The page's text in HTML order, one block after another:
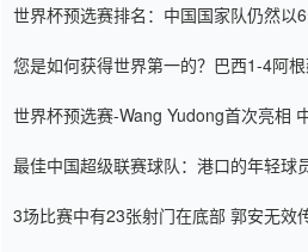
世界杯预选赛排名：中国国家队仍然以
您是如何获得世界第一的？巴西1-4阿
世界杯预选赛-Wang Yudong首次亮相
最佳中国超级联赛球队：港口的年轻球
3场比赛中有23张射门在底部 郭安无效